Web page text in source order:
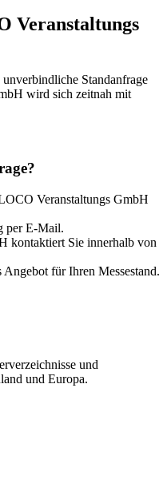
Veranstaltungs
Standanfrage
wird sich zeitnah mit
Veranstaltungs GmbH
per E-Mail.
kontaktiert Sie innerhalb von
für Ihren Messestand.
und
und Europa.